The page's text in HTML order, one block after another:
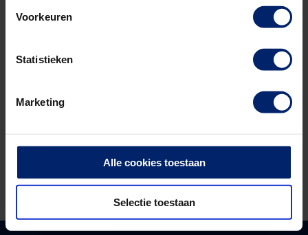
Voorkeuren
Statistieken
Marketing
Alle cookies toestaan
Selectie toestaan